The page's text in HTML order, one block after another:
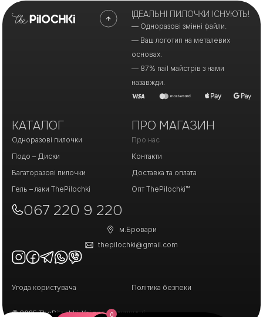
0
ІДЕАЛЬНІ ПИЛОЧКИ ІСНУЮТЬ!
— Одноразові змінні файли.
— Ваш логотип на металевих
основах.
— 87% nail майстрів з нами
назавжди.
КАТАЛОГ
Одноразові пилочки
Подо – Диски
Багаторазові пилочки
Гель – лаки ThePilochki
ПРО МАГАЗИН
Про нас
Контакти
Доставка та оплата
Опт ThePilochki™
067 220 9 220
м.Бровари
thepilochki@gmail.com
Угода користувача Політика безпеки
© 2025 ThePilochki. Усі права захищені.